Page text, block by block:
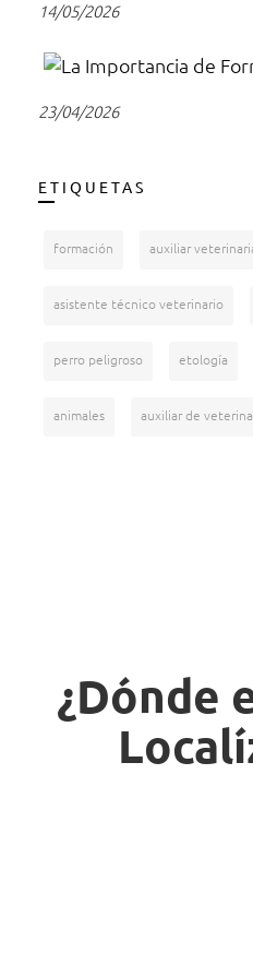
14/05/2026
23/04/2026
ETIQUETAS
formación auxiliar
asistente técnico veterinario
perro peligroso etología
animales auxiliar de
¿Dónde